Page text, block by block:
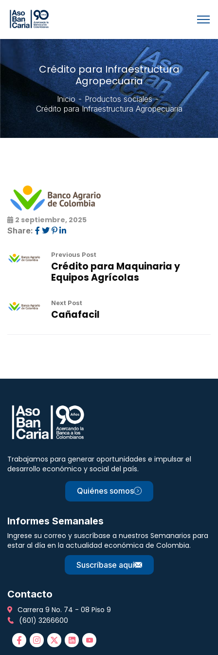
Crédito para Infraestructura
Agropecuaria
Inicio
Productos sociales
Crédito para Infraestructura Agropecuaria
2 septiembre, 2025
Share:
Previous Post
Crédito para Maquinaria y
Equipos Agrícolas
Next Post
Cañafacil
Trabajamos para generar oportunidades e impulsar el
desarrollo económico y social del país.
Quiénes somos
Informes Semanales
Ingrese su correo y suscríbase a nuestros Semanarios para
estar al día en la actualidad económica de Colombia.
Suscríbase aquí
Contacto
Carrera 9 No. 74 - 08 Piso 9
(601) 3266600